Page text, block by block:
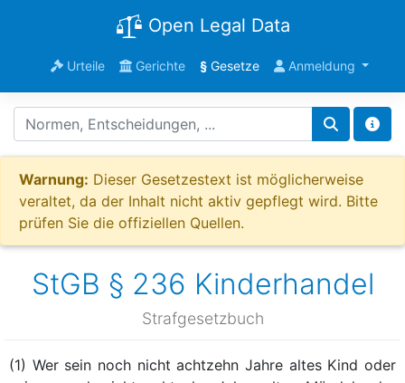
Open Legal Data
Urteile Gerichte §Gesetze Anmeldung
Warnung: Dieser Gesetzestext ist möglicherweise
veraltet, da der Inhalt nicht aktiv gepflegt wird. Bitte
prüfen Sie die offiziellen Quellen.
StGB § 236 Kinderhandel
Strafgesetzbuch
(1) Wer sein noch nicht achtzehn Jahre altes Kind oder